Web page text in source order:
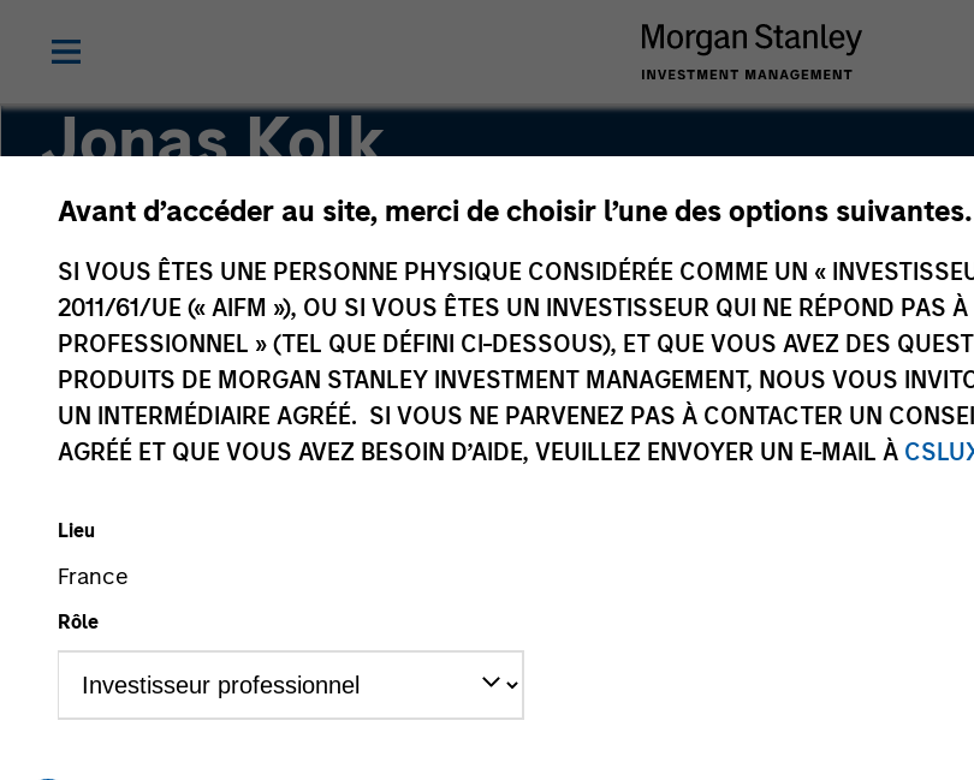
Avant d’accéder au site, merci de choisir l’une des options suivantes.
SI VOUS ÊTES UNE PERSONNE PHYSIQUE CONSIDÉRÉE COMME UN «
2011/61/UE (« AIFM »), OU SI VOUS ÊTES UN INVESTISSEUR QUI NE RÉPOND PAS
PROFESSIONNEL » (TEL QUE DÉFINI CI-DESSOUS), ET QUE VOUS AVEZ DES
PRODUITS DE MORGAN STANLEY INVESTMENT MANAGEMENT, NOUS VOUS
UN INTERMÉDIAIRE AGRÉÉ. SI VOUS NE PARVENEZ PAS À CONTACTER UN
AGRÉÉ ET QUE VOUS AVEZ BESOIN D’AIDE, VEUILLEZ ENVOYER UN E-MAIL À
Lieu
France
Rôle
Jonas Kolk
Chief Investment Officer of Global Liquidity
YEARS OF INDUSTRY EXPERIENCE
35 Years